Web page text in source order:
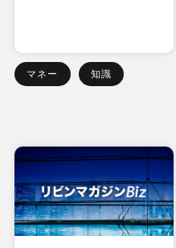
マネー 知識